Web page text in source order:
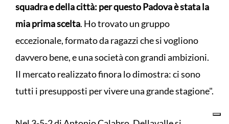
squadra e della città: per questo Padova è stata la
mia prima scelta. Ho trovato un gruppo
eccezionale, formato da ragazzi che si vogliono
davvero bene, e una società con grandi ambizioni.
Il mercato realizzato finora lo dimostra: ci sono
tutti i presupposti per vivere una grande stagione".